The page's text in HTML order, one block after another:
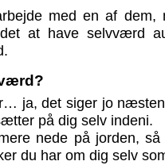
med en af
at have selvværd
ja, det siger jo
på dig selv indeni.
nede på jorden,
du har om dig selv